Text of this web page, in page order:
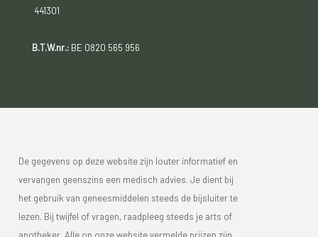
441301
B.T.W.nr.:BE 0820 565 956
De gegevens op deze website zijn louter informatief en
vervangen geenszins een medisch advies. Je dient bij
het gebruik van geneesmiddelen steeds de bijsluiter te
lezen. Bij twijfel of vragen, raadpleeg steeds je arts of
apotheker. Alle op onze website vermelde prijzen zijn